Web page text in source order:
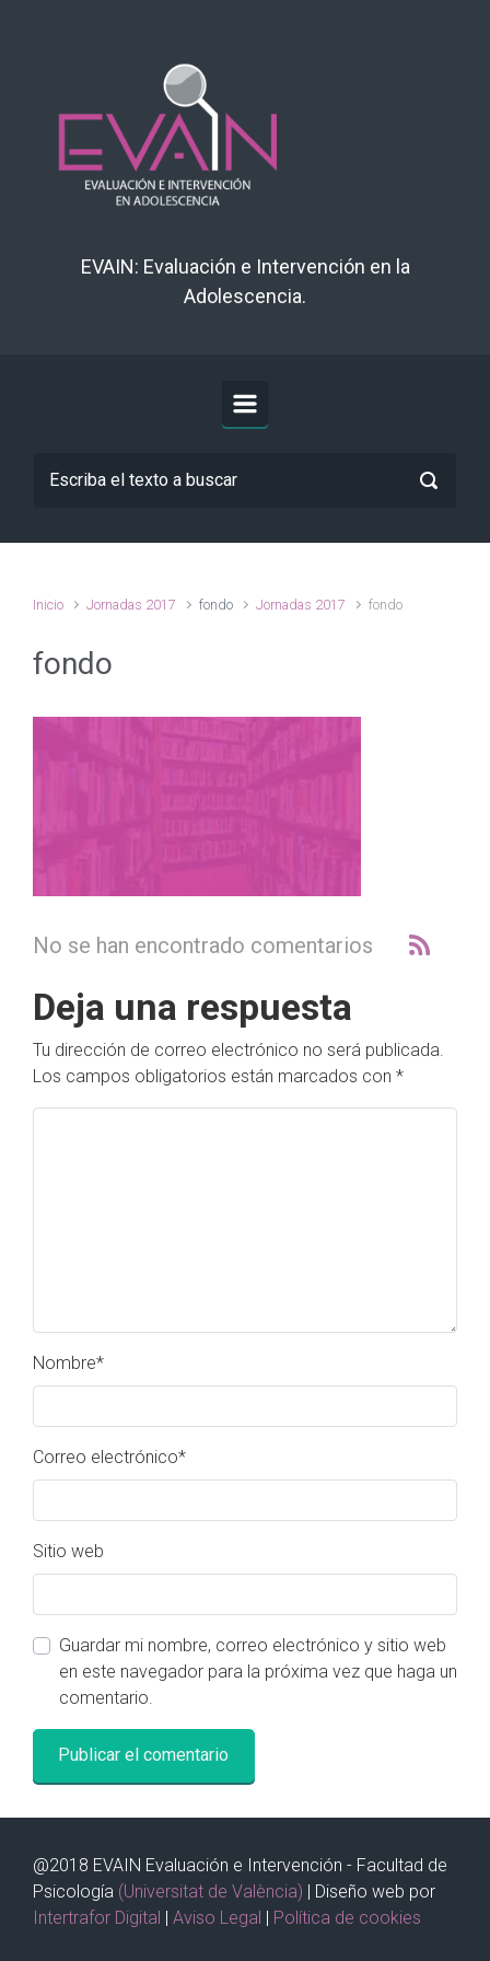
EVAIN: Evaluación e Intervención en la
Adolescencia.
Inicio Jornadas 2017 fondo Jornadas 2017 fondo
fondo
No se han encontrado comentarios
Deja una respuesta
Tu dirección de correo electrónico no será publicada.
Los campos obligatorios están marcados con *
Nombre*
Correo electrónico*
Sitio web
Guardar mi nombre, correo electrónico y sitio web
en este navegador para la próxima vez que haga un
comentario.
@2018 EVAIN Evaluación e Intervención - Facultad de
Psicología (Universitat de València) | Diseño web por
Intertrafor Digital | Aviso Legal | Política de cookies